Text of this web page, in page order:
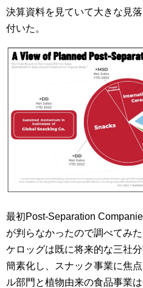
決算資料を見ていて大きな見
付いた。
最初Post-Separation
が判らなかったので調べてみ
ケロッグは既に将来的な三社
簡素化し、スナック事業に焦
ル部門と植物由来の食品事業